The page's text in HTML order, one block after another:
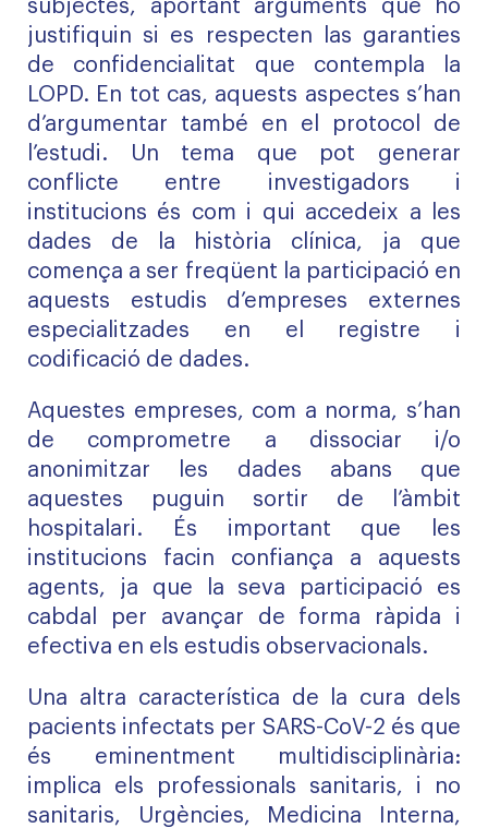
subjectes, aportant arguments que ho
justifiquin si es respecten las garanties
de confidencialitat que contempla la
LOPD. En tot cas, aquests aspectes s’han
d’argumentar també en el protocol de
l’estudi. Un tema que pot generar
conflicte entre investigadors i
institucions és com i qui accedeix a les
dades de la història clínica, ja que
comença a ser freqüent la participació en
aquests estudis d’empreses externes
especialitzades en el registre i
codificació de dades.
Aquestes empreses, com a norma, s’han
de comprometre a dissociar i/o
anonimitzar les dades abans que
aquestes puguin sortir de l’àmbit
hospitalari. És important que les
institucions facin confiança a aquests
agents, ja que la seva participació es
cabdal per avançar de forma ràpida i
efectiva en els estudis observacionals.
Una altra característica de la cura dels
pacients infectats per SARS-CoV-2 és que
és eminentment multidisciplinària:
implica els professionals sanitaris, i no
sanitaris, Urgències, Medicina Interna,